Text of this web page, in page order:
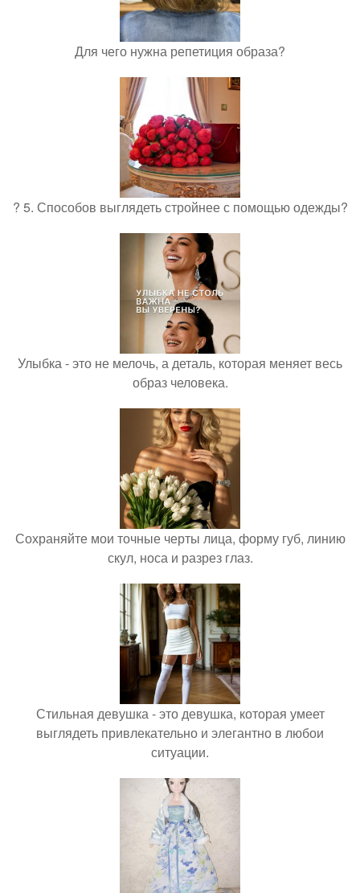
Для чего нужна репетиция образа?
? 5. Способов выглядеть стройнее с помощью одежды?
Улыбка - это не мелочь, а деталь, которая меняет весь
образ человека.
Сохраняйте мои точные черты лица, форму губ, линию
скул, носа и разрез глаз.
Стильная девушка - это девушка, которая умеет
выглядеть привлекательно и элегантно в любои
ситуации.